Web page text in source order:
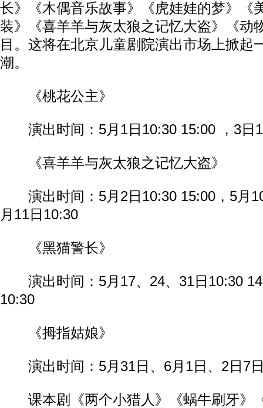
长》《木偶音乐故事》《虎娃娃的梦》《
装》《喜羊羊与灰太狼之记忆大盗》《动
目。这将在北京儿童剧院演出市场上掀起
潮。
《桃花公主》
演出时间：5月1日10:30 15:00 ，3日
《喜羊羊与灰太狼之记忆大盗》
演出时间：5月2日10:30 15:00，5月
月11日10:30
《黑猫警长》
演出时间：5月17、24、31日10:30
10:30
《拇指姑娘》
演出时间：5月31日、6月1日、2日7
课本剧《两个小猎人》《蜗牛刷牙》